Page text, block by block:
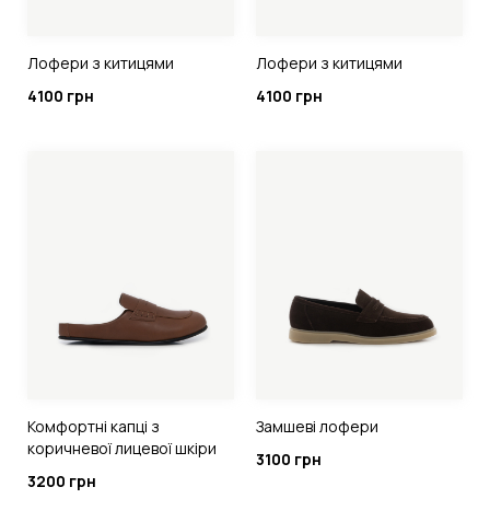
Лофери з китицями
4100 грн
Лофери з китицями
4100 грн
Комфортні капці з
коричневої лицевої шкіри
3200 грн
Замшеві лофери
3100 грн